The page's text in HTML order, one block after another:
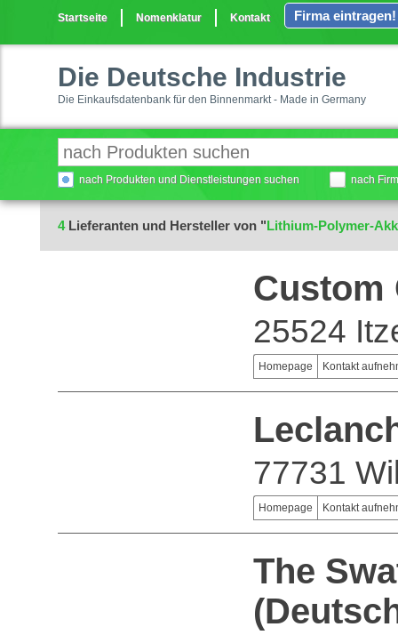
Startseite Nomenklatur Kontakt Firma eintragen!
Die Deutsche Industrie
Die Einkaufsdatenbank für den Binnenmarkt - Made in Germany
nach Produkten und Dienstleistungen suchen nach
4Lieferanten und Hersteller von "Lithium-Polymer-
Custom
25524
Homepage Kontakt
77731
Homepage Kontakt
The